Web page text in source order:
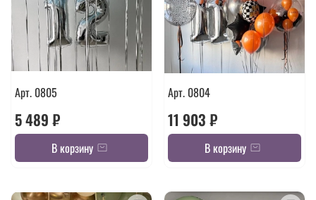
Арт. 0805
5 489 ₽
В корзину
Арт. 0804
11 903 ₽
В корзину